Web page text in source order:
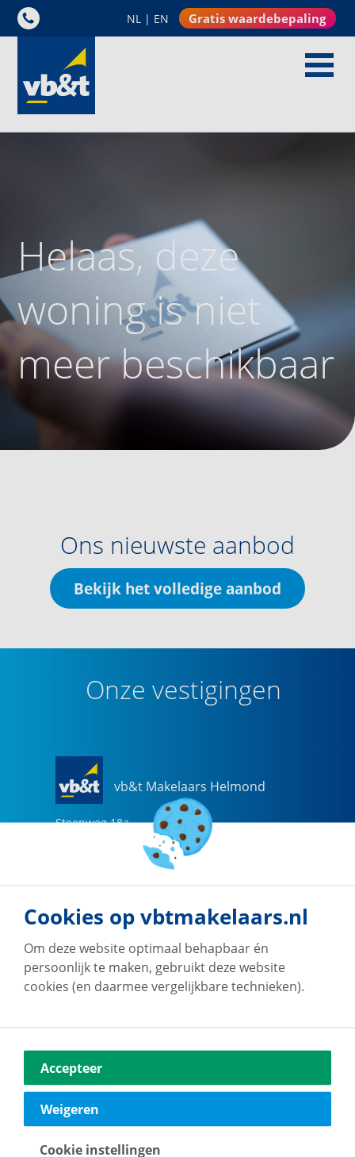
NL | EN Gratis waardebepaling
Helaas, deze
woning is niet
meer beschikbaar
Ons nieuwste aanbod
Bekijk het volledige aanbod
Onze vestigingen
vb&t Makelaars Helmond
Steenweg 18a
helmond@vbtmakelaars.nl
Naar vestiging
Vestdijk 180
5611 CZ Eindhoven
040-2696949
Cookies op vbtmakelaars.nl
Om deze website optimaal behapbaar én
persoonlijk te maken, gebruikt deze website
cookies (en daarmee vergelijkbare technieken).
Accepteer
Weigeren
Cookie instellingen